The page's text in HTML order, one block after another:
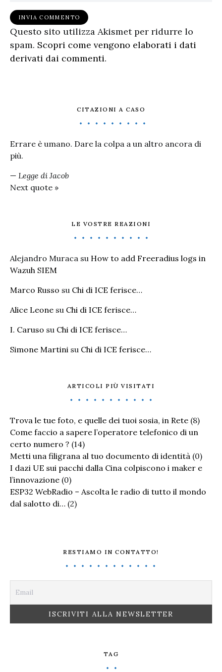
Questo sito utilizza Akismet per ridurre lo
spam. Scopri come vengono elaborati i dati
derivati dai commenti.
CITAZIONI A CASO
Errare è umano. Dare la colpa a un altro ancora di
più.
— Legge di Jacob
Next quote »
LE VOSTRE REAZIONI
Alejandro Muraca su How to add Freeradius logs in
Wazuh SIEM
Marco Russo su Chi di ICE ferisce…
Alice Leone su Chi di ICE ferisce…
I. Caruso su Chi di ICE ferisce…
Simone Martini su Chi di ICE ferisce…
ARTICOLI PIÙ VISITATI
Trova le tue foto, e quelle dei tuoi sosia, in Rete (8)
Come faccio a sapere l’operatore telefonico di un
certo numero ? (14)
Metti una filigrana al tuo documento di identità (0)
I dazi UE sui pacchi dalla Cina colpiscono i maker e
l’innovazione (0)
ESP32 WebRadio – Ascolta le radio di tutto il mondo
dal salotto di… (2)
RESTIAMO IN CONTATTO!
TAG